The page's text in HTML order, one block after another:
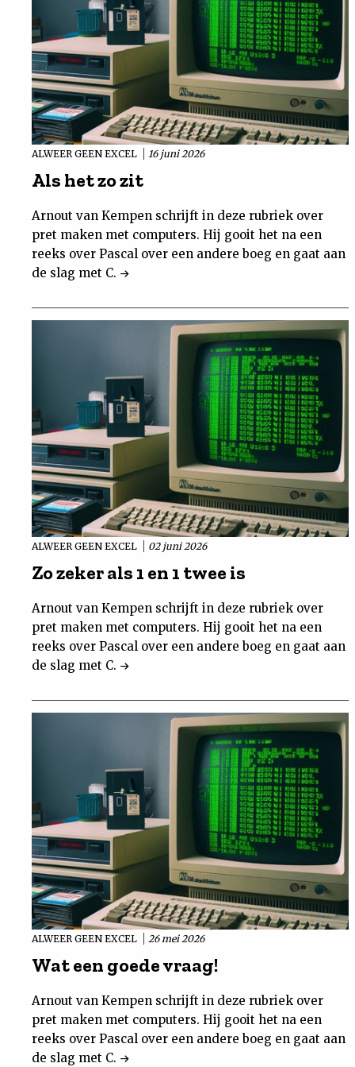
ALWEER GEEN EXCEL 16 juni 2026
Als het zo zit
Arnout van Kempen schrijft in deze rubriek over
pret maken met computers. Hij gooit het na een
reeks over Pascal over een andere boeg en gaat aan
de slag met C.
ALWEER GEEN EXCEL 02 juni 2026
Zo zeker als 1 en 1 twee is
Arnout van Kempen schrijft in deze rubriek over
pret maken met computers. Hij gooit het na een
reeks over Pascal over een andere boeg en gaat aan
de slag met C.
ALWEER GEEN EXCEL 26 mei 2026
Wat een goede vraag!
Arnout van Kempen schrijft in deze rubriek over
pret maken met computers. Hij gooit het na een
reeks over Pascal over een andere boeg en gaat aan
de slag met C.